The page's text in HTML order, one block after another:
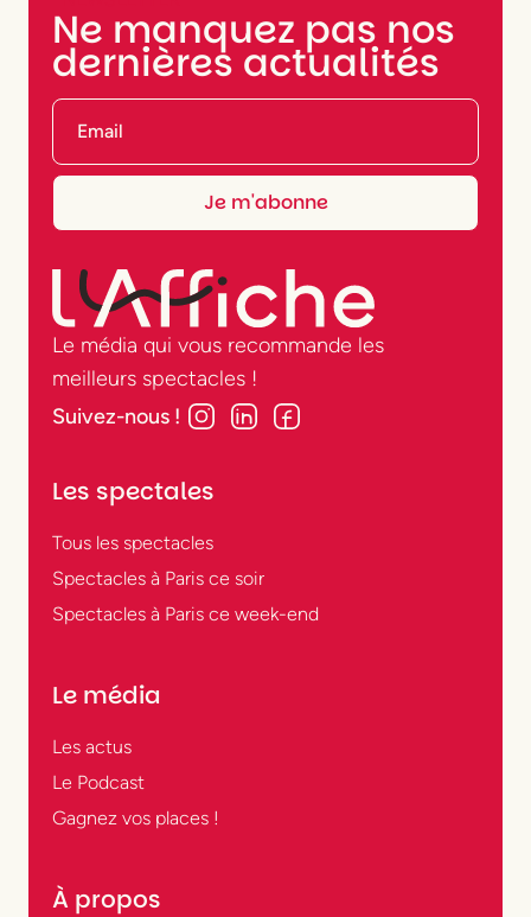
Ne manquez pas nos
dernières actualités
Le média qui vous recommande les
meilleurs spectacles !
Suivez-nous !
Les spectales
Tous les spectacles
Spectacles à Paris ce soir
Spectacles à Paris ce week-end
Le média
Les actus
Le Podcast
Gagnez vos places !
À propos